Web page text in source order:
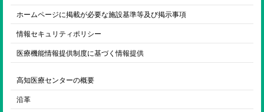
ホームページに掲載が必要な施設基準等及び掲示事項
情報セキュリティポリシー
医療機能情報提供制度に基づく情報提供
高知医療センターの概要
沿革